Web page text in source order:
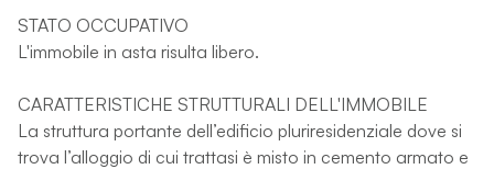
STATO OCCUPATIVO
L'immobile in asta risulta libero.
CARATTERISTICHE STRUTTURALI DELL'IMMOBILE
La struttura portante dell’edificio pluriresidenziale dove si
trova l’alloggio di cui trattasi è misto in cemento armato e